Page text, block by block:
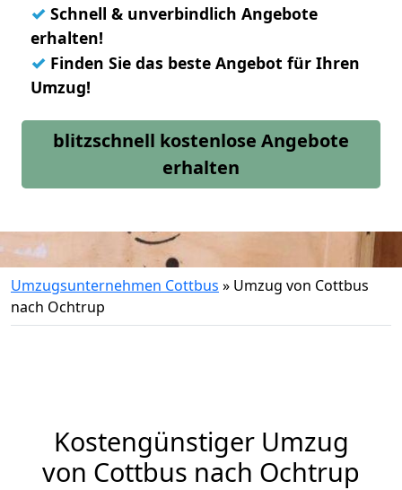
✓ Schnell & unverbindlich Angebote
erhalten!
✓ Finden Sie das beste Angebot für Ihren
Umzug!
blitzschnell kostenlose Angebote
erhalten
Umzugsunternehmen Cottbus » Umzug von Cottbus
nach Ochtrup
Kostengünstiger Umzug
von Cottbus nach Ochtrup